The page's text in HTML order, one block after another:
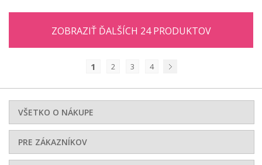
ZOBRAZIŤ ĎALŠÍCH 24 PRODUKTOV
1 2 3
4
VŠETKO O NÁKUPE
PRE ZÁKAZNÍKOV